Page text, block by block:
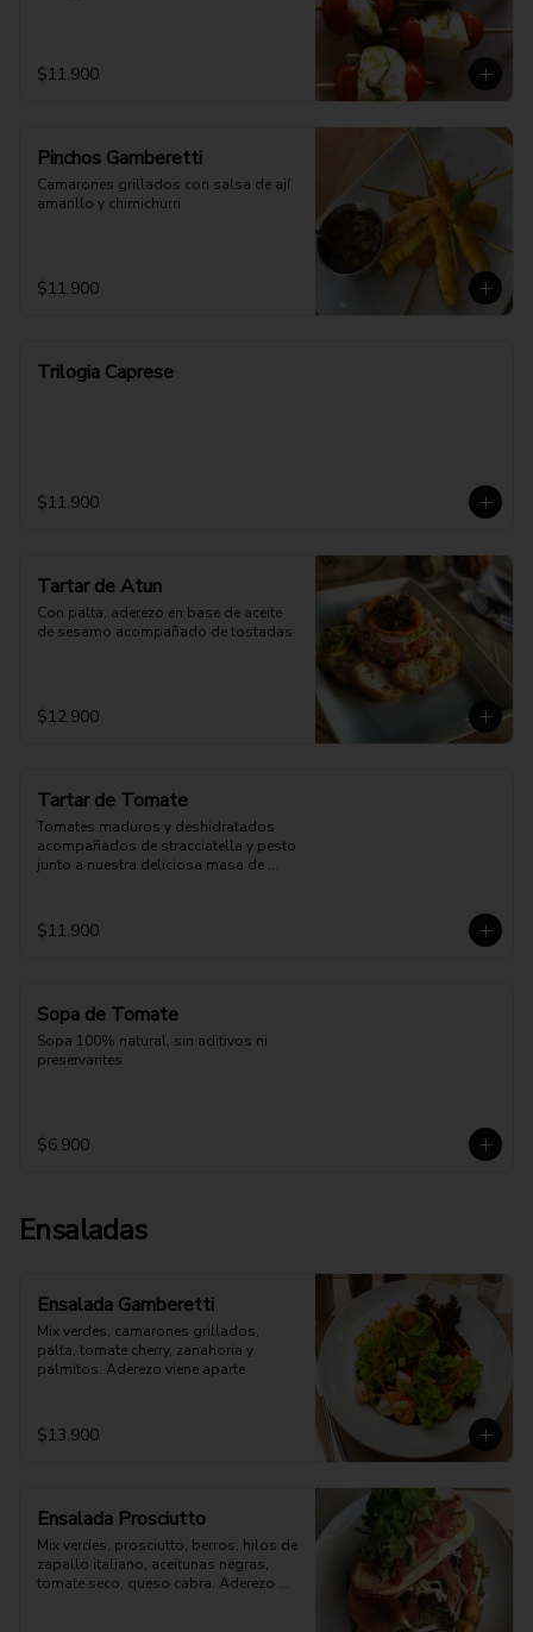
$11.900
Pinchos Gamberetti
Camarones grillados con salsa de ají
amarillo y chimichurri
$11.900
Trilogia Caprese
$11.900
Tartar de Atun
Con palta, aderezo en base de aceite
de sesamo acompañado de tostadas
$12.900
Tartar de Tomate
Tomates maduros y deshidratados
acompañados de stracciatella y pesto
junto a nuestra deliciosa masa de
$11.900
Sopa de Tomate
Sopa 100% natural, sin aditivos ni
preservantes
$6.900
Ensaladas
Ensalada Gamberetti
Mix verdes, camarones grillados,
palta, tomate cherry, zanahoria y
palmitos. Aderezo viene aparte
$13.900
Ensalada Prosciutto
Mix verdes, prosciutto, berros, hilos de
zapallo italiano, aceitunas negras,
tomate seco, queso cabra. Aderezo